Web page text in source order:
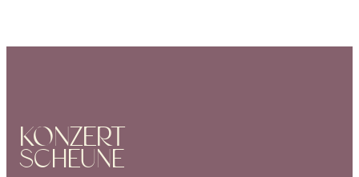
KONZERT
SCHEUNE